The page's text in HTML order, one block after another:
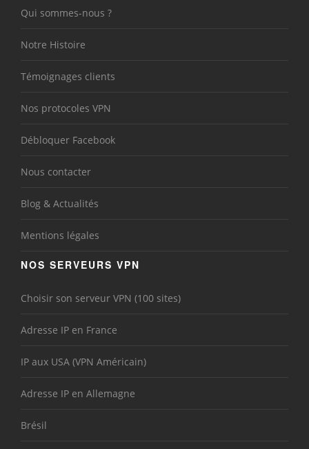
Qui sommes-nous ?
Notre Histoire
Témoignages clients
Nos protocoles VPN
Débloquer Facebook
Nous contacter
Blog & Actualités
Mentions légales
NOS SERVEURS VPN
Choisir son serveur VPN (100 sites)
Adresse IP en France
IP aux USA (VPN Américain)
Adresse IP en Allemagne
Brésil